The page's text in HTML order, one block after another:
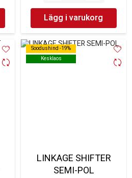
Lägg i varukorg
Soodushind -19%
Kesklaos
Soodushind -19%
Kesklaos
LINKAGE SHIFTER
SEMI-POL